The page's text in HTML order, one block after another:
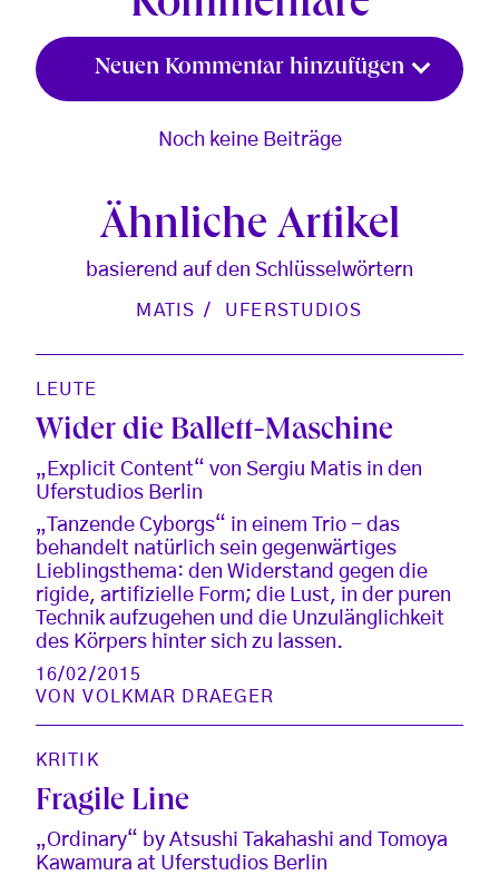
Neuen Kommentar hinzufügen
Noch keine Beiträge
Ähnliche Artikel
basierend auf den Schlüsselwörtern
MATIS UFERSTUDIOS
LEUTE
Wider die Ballett-Maschine
„Explicit Content“ von Sergiu Matis in den
Uferstudios Berlin
„Tanzende Cyborgs“ in einem Trio - das
behandelt natürlich sein gegenwärtiges
Lieblingsthema: den Widerstand gegen die
rigide, artifizielle Form; die Lust, in der puren
Technik aufzugehen und die Unzulänglichkeit
des Körpers hinter sich zu lassen.
16/02/2015
VONVOLKMAR DRAEGER
KRITIK
Fragile Line
„Ordinary“ by Atsushi Takahashi and Tomoya
Kawamura at Uferstudios Berlin